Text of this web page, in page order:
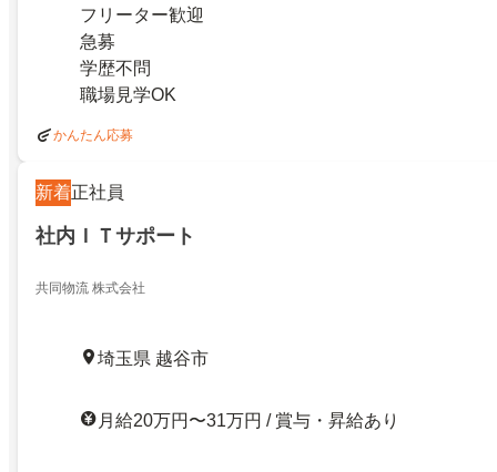
フリーター歓迎
急募
学歴不問
職場見学OK
かんたん応募
新着正社員
社内ＩＴサポート
共同物流 株式会社
埼玉県 越谷市
月給20万円〜31万円 / 賞与・昇給あり